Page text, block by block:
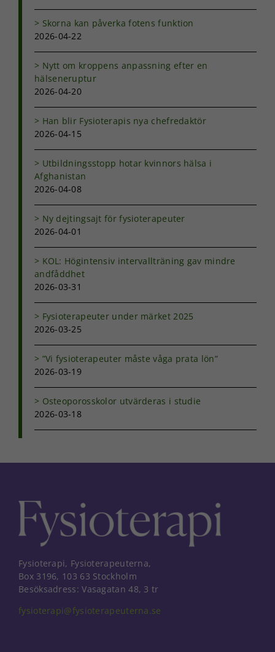
Skorna kan påverka fotens funktion
2026-04-22
Nytt om kroppens anpassning efter en
hälseneruptur
2026-04-20
Han blir Fysioterapis nya chefredaktör
2026-04-15
Utbildningsstopp hotar kvinnors hälsa i
Afghanistan
2026-04-08
Ny dejtingsajt för fysioterapeuter
2026-04-01
KOL: Högintensiv intervallträning gav mindre
andfåddhet
2026-03-31
Fysioterapeuter under märket 2025
2026-03-25
”Vi fysioterapeuter måste våga prata lön”
2026-03-19
Osteoporosskolor utvärderas i studie
2026-03-18
Fysioterapi, Fysioterapeuterna,
Box 3196, 103 63 Stockholm
Besöksadress: Vasagatan 48, 3 tr
fysioterapi@fysioterapeuterna.se
från
med dig av dina
intressen och ditt
chansen att få se
personligt